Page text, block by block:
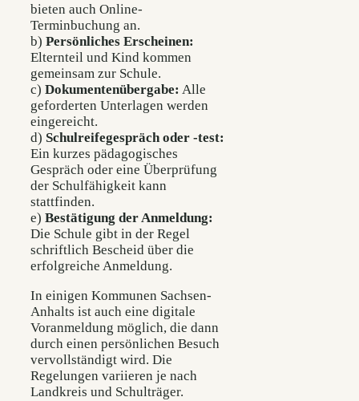
bieten auch Online-
Terminbuchung an.
b) Persönliches Erscheinen:
Elternteil und Kind kommen
gemeinsam zur Schule.
c) Dokumentenübergabe: Alle
geforderten Unterlagen werden
eingereicht.
d) Schulreifegespräch oder -test:
Ein kurzes pädagogisches
Gespräch oder eine Überprüfung
der Schulfähigkeit kann
stattfinden.
e) Bestätigung der Anmeldung:
Die Schule gibt in der Regel
schriftlich Bescheid über die
erfolgreiche Anmeldung.
In einigen Kommunen Sachsen-
Anhalts ist auch eine digitale
Voranmeldung möglich, die dann
durch einen persönlichen Besuch
vervollständigt wird. Die
Regelungen variieren je nach
Landkreis und Schulträger.